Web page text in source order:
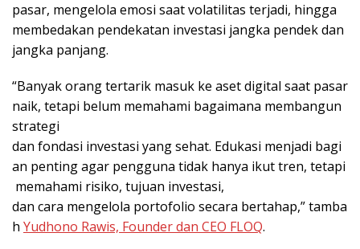
pasar, mengelola emosi saat volatilitas terjadi, hingga
membedakan pendekatan investasi jangka pendek dan
jangka panjang.
“Banyak orang tertarik masuk ke aset digital saat pasar
naik, tetapi belum memahami bagaimana membangun
strategi
dan fondasi investasi yang sehat. Edukasi menjadi bagi
an penting agar pengguna tidak hanya ikut tren, tetapi
memahami risiko, tujuan investasi,
dan cara mengelola portofolio secara bertahap,” tamba
h Yudhono Rawis, Founder dan CEO FLOQ.